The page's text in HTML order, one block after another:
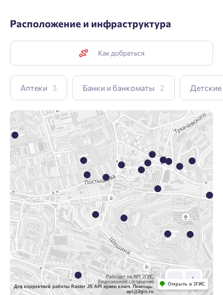
Расположение и инфраструктура
Как добраться
Аптеки 3 Банки и банкоматы 2
Работает на API 2ГИС
Лицензионное соглашение
Для корректной работы Raster JS API нужен ключ. Помощь:
api@2gis.ru
Открыть в 2ГИС